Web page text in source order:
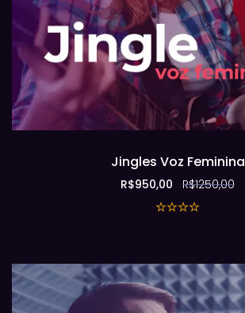
Jingles Voz Feminina
R$1250,00
R$950,00